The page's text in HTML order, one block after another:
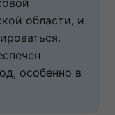
области, и
особенно в